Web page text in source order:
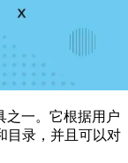
之一。它根据用户
目录，并且可以对